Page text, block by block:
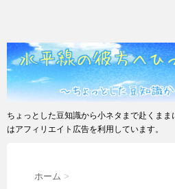
ちょっとした豆知識から小ネタまで赴くま
はアフィリエイト広告を利用しています。
ホーム >